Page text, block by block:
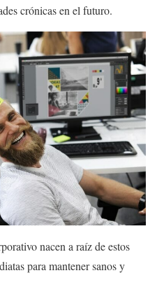
crónicas en el futuro.
nacen a raíz de estos
para mantener sanos y